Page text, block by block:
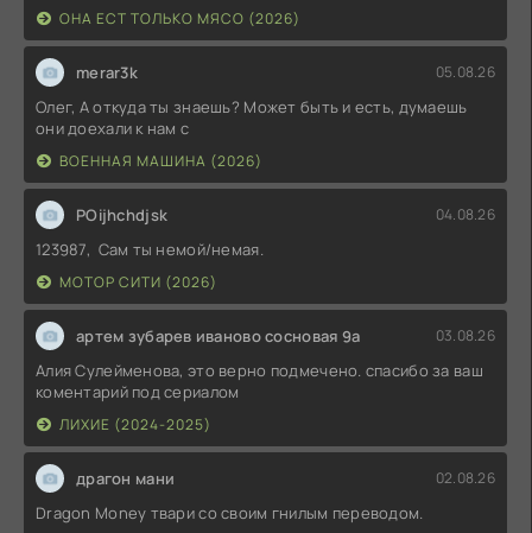
ОНА ЕСТ ТОЛЬКО МЯСО (2026)
merar3k 05.08.26
Олег, А откуда ты знаешь? Может быть и есть, думаешь
они доехали к нам с
ВОЕННАЯ МАШИНА (2026)
POijhchdjsk 04.08.26
123987, Сам ты немой/немая.
МОТОР СИТИ (2026)
артем зубарев иваново сосновая 9а 03.08.26
Алия Сулейменова, это верно подмечено. спасибо за ваш
коментарий под сериалом
ЛИХИЕ (2024-2025)
драгон мани 02.08.26
Dragon Money твари со своим гнилым переводом.